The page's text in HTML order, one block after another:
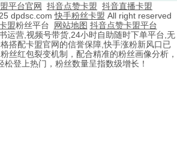
平台官网 抖音点赞卡盟 抖音直播卡盟
dpdsc.com快手粉丝卡盟 All right reserved
盟粉丝平台 网站地图 抖音点赞卡盟平台
运营,视频号带货,24小时自助随时下单平台,无
搭配卡盟官网的信誉保障,快手涨粉新风口已
丝红包裂变机制，配合精准的粉丝画像分析，
松登上热门，粉丝数量呈指数级增长！